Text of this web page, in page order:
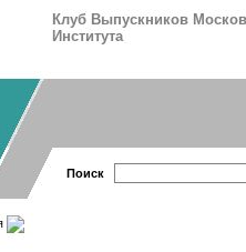
Клуб Выпускников
Института
Поиск